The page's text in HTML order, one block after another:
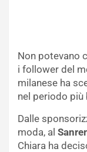
Non potevano
i follower del
milanese ha
nel periodo più
Dalle
moda, al
Chiara ha